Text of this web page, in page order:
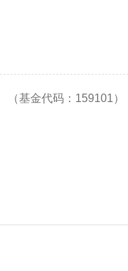
（基金代码：159101）